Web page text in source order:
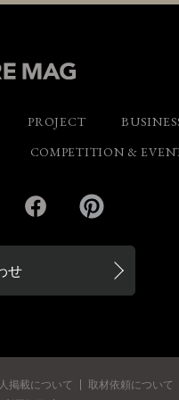
PROJECT
COMPETITION &
Facebook
せ
掲載について
取材依頼について